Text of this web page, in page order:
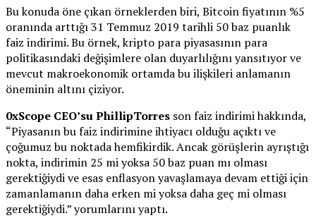
Bu konuda öne çıkan örneklerden biri, Bitcoin fiyatının %5
oranında arttığı 31 Temmuz 2019 tarihli 50 baz puanlık
faiz indirimi. Bu örnek, kripto para piyasasının para
politikasındaki değişimlere olan duyarlılığını yansıtıyor ve
mevcut makroekonomik ortamda bu ilişkileri anlamanın
öneminin altını çiziyor.
0xScope CEO’su PhillipTorres son faiz indirimi hakkında,
“Piyasanın bu faiz indirimine ihtiyacı olduğu açıktı ve
çoğumuz bu noktada hemfikirdik. Ancak görüşlerin ayrıştığı
nokta, indirimin 25 mi yoksa 50 baz puan mı olması
gerektiğiydi ve esas enflasyon yavaşlamaya devam ettiği için
zamanlamanın daha erken mi yoksa daha geç mi olması
gerektiğiydi.” yorumlarını yaptı.